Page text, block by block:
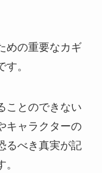
めの重要なカギ
。
ことのできない
キャラクターの
るべき真実が記